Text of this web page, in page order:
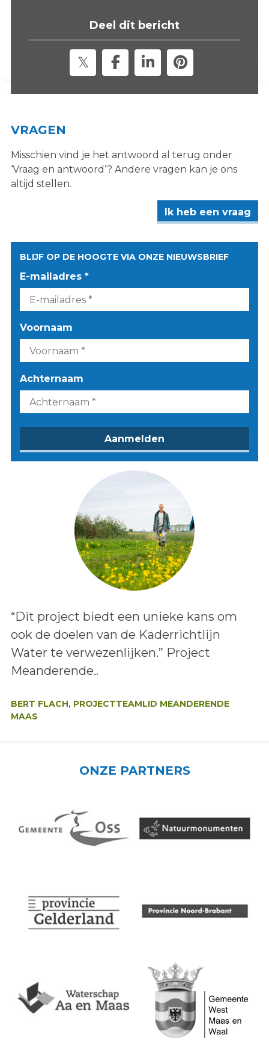
Deel dit bericht
VRAGEN
Misschien vind je het antwoord al terug onder
‘Vraag en antwoord’? Andere vragen kan je ons
altijd stellen.
Ik heb een vraag
BLIJF OP DE HOOGTE VIA ONZE NIEUWSBRIEF
E-mailadres *
Voornaam
Achternaam
Lees het bericht:
“Dit project biedt een unieke kans om
ook de doelen van de Kaderrichtlijn
Water te verwezenlijken.” Project
Meanderende..
BERT FLACH, PROJECTTEAMLID MEANDERENDE
MAAS
ONZE PARTNERS